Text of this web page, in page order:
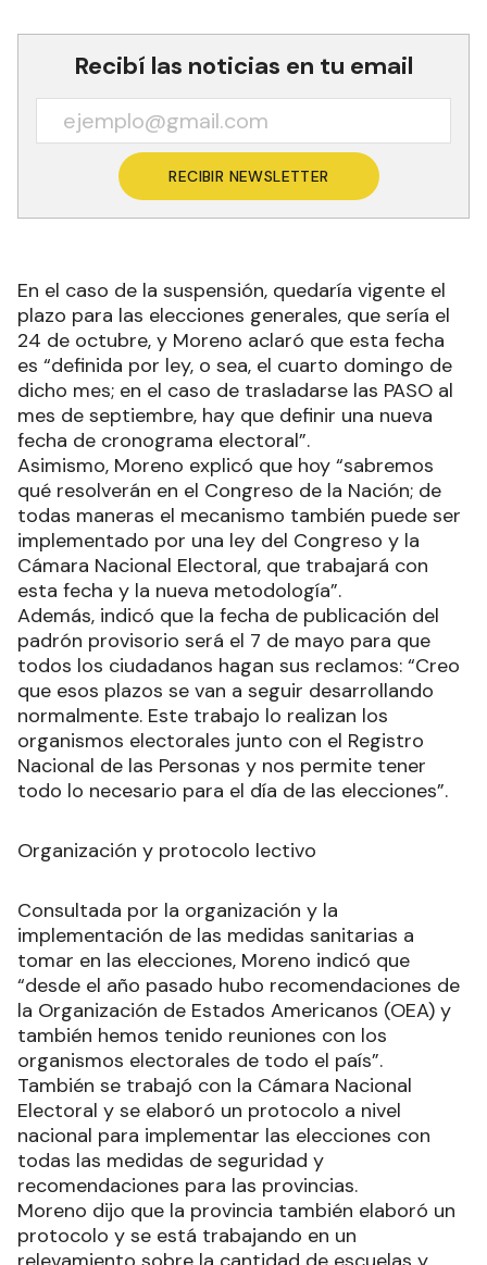
Recibí las noticias en tu email
RECIBIR NEWSLETTER
En el caso de la suspensión, quedaría vigente el
plazo para las elecciones generales, que sería el
24 de octubre, y Moreno aclaró que esta fecha
es “definida por ley, o sea, el cuarto domingo de
dicho mes; en el caso de trasladarse las PASO al
mes de septiembre, hay que definir una nueva
fecha de cronograma electoral”.
Asimismo, Moreno explicó que hoy “sabremos
qué resolverán en el Congreso de la Nación; de
todas maneras el mecanismo también puede ser
implementado por una ley del Congreso y la
Cámara Nacional Electoral, que trabajará con
esta fecha y la nueva metodología”.
Además, indicó que la fecha de publicación del
padrón provisorio será el 7 de mayo para que
todos los ciudadanos hagan sus reclamos: “Creo
que esos plazos se van a seguir desarrollando
normalmente. Este trabajo lo realizan los
organismos electorales junto con el Registro
Nacional de las Personas y nos permite tener
todo lo necesario para el día de las elecciones”.
Organización y protocolo lectivo
Consultada por la organización y la
implementación de las medidas sanitarias a
tomar en las elecciones, Moreno indicó que
“desde el año pasado hubo recomendaciones de
la Organización de Estados Americanos (OEA) y
también hemos tenido reuniones con los
organismos electorales de todo el país”.
También se trabajó con la Cámara Nacional
Electoral y se elaboró un protocolo a nivel
nacional para implementar las elecciones con
todas las medidas de seguridad y
recomendaciones para las provincias.
Moreno dijo que la provincia también elaboró un
protocolo y se está trabajando en un